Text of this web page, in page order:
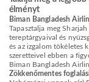
élményt
Biman Bangladesh
Tapasztalja meg
tereptárgyaival és
és az izgalom tökéletes
szeretteivel ebben a
Biman Bangladesh
Zökkenőmentes